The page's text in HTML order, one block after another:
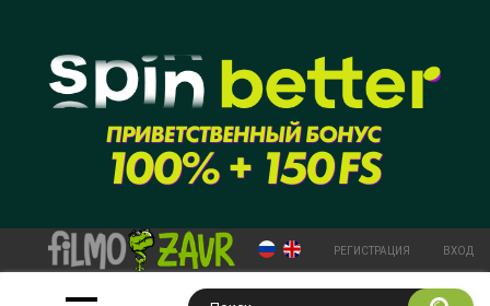
РЕГИСТРАЦИЯ ВХОД